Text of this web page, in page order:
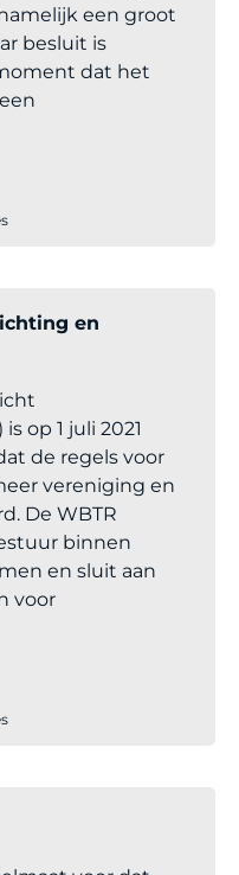
een groot
besluit is
dat het
en
op 1 juli 2021
de regels voor
vereniging en
De WBTR
binnen
en sluit aan
voor